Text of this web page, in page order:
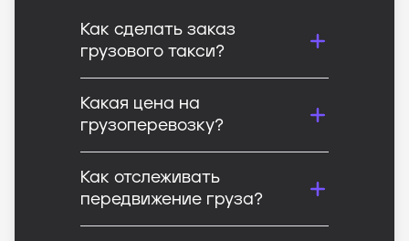
Как сделать заказ
грузового такси?
Какая цена на
грузоперевозку?
Как отслеживать
передвижение груза?